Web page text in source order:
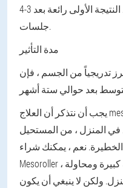
من وقت واحد في الأسبوع. النتيجة الأولى رائعة بعد 3-4
جلسات.
مدة التأثير
تدريجياً من الجسم ، فإن
يجب أن نتذكر أن العلاج mesotherapy الوجه هو إجراء صالون
المنزل ، من المستحيل
نعم ، يمكنك شراء
Mesoroller ، الذي كان يتمتع مؤخرًا بشعبية كبيرة ومحاولة
ولكن لا ينبغي أن يكون